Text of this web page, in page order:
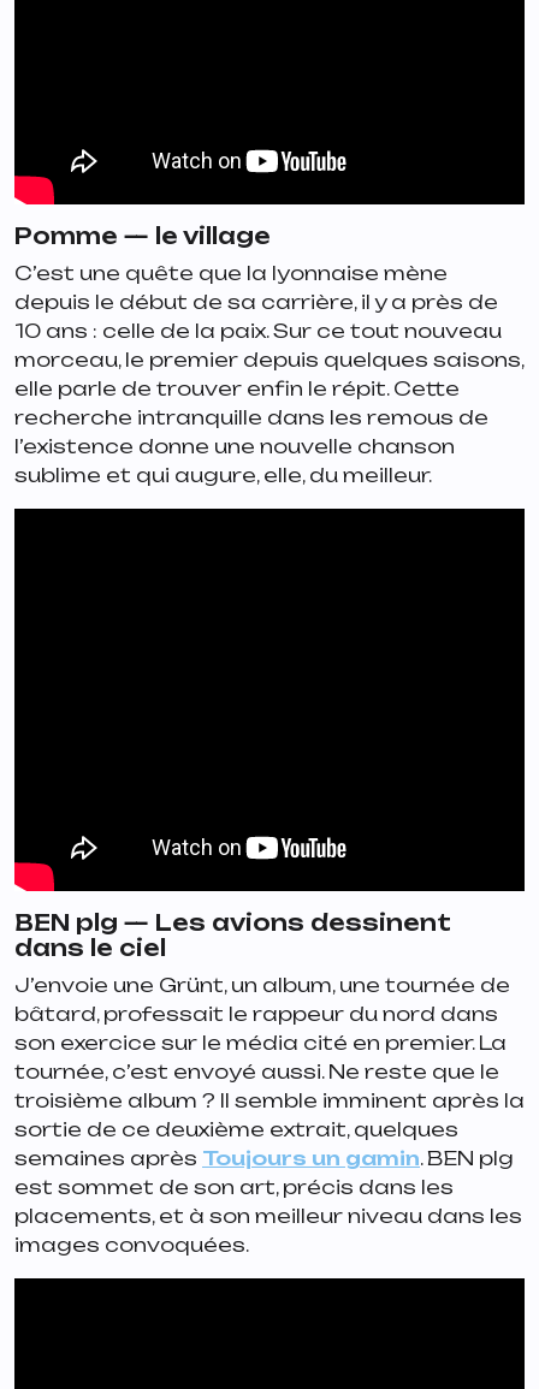
Pomme — le village
C’est une quête que la lyonnaise mène
depuis le début de sa carrière, il y a près de
10 ans : celle de la paix. Sur ce tout nouveau
morceau, le premier depuis quelques saisons,
elle parle de trouver enfin le répit. Cette
recherche intranquille dans les remous de
l’existence donne une nouvelle chanson
sublime et qui augure, elle, du meilleur.
BEN plg — Les avions dessinent
dans le ciel
J’envoie une Grünt, un album, une tournée de
bâtard, professait le rappeur du nord dans
son exercice sur le média cité en premier. La
tournée, c’est envoyé aussi. Ne reste que le
troisième album ? Il semble imminent après la
sortie de ce deuxième extrait, quelques
semaines après Toujours un gamin. BEN plg
est sommet de son art, précis dans les
placements, et à son meilleur niveau dans les
images convoquées.